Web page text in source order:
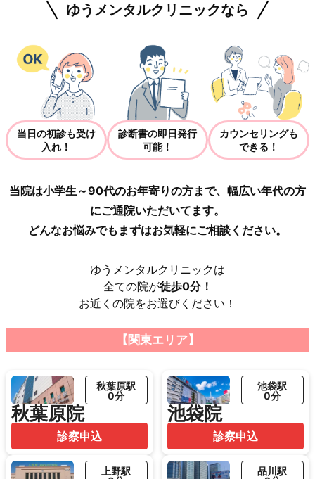
ゆうメンタルクリニックなら
当日の初診も受け
入れ！
診断書の即日発行
可能！
カウンセリングも
できる！
当院は小学生～90代のお年寄りの方まで、幅広い年代の方
にご通院いただいてます。
どんなお悩みでもまずはお気軽にご相談ください。
ゆうメンタルクリニックは
全ての院が徒歩0分！
お近くの院をお選びください！
【関東エリア】
秋葉原院
秋葉原駅
0分
診察申込
池袋院
池袋駅
0分
診察申込
上野駅
品川駅